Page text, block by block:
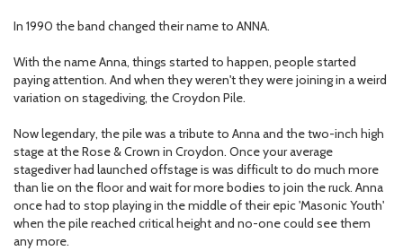
In 1990 the band changed their name to ANNA.
With the name Anna, things started to happen, people started
paying attention. And when they weren't they were joining in a weird
variation on stagediving, the Croydon Pile.
Now legendary, the pile was a tribute to Anna and the two-inch high
stage at the Rose & Crown in Croydon. Once your average
stagediver had launched offstage is was difficult to do much more
than lie on the floor and wait for more bodies to join the ruck. Anna
once had to stop playing in the middle of their epic 'Masonic Youth'
when the pile reached critical height and no-one could see them
any more.